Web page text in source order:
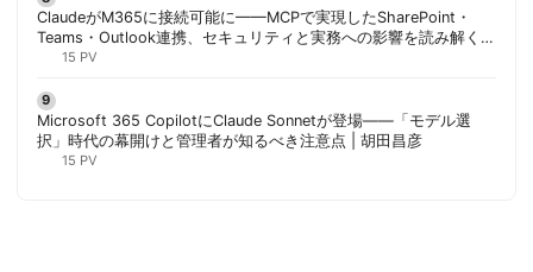
ClaudeがM365に接続可能に——MCPで実現したSharePoint・
Teams・Outlook連携、セキュリティと実務への影響を読み解く |
胡田昌彦
15 PV
Microsoft 365 CopilotにClaude Sonnetが登場——「モデル選
択」時代の幕開けと管理者が知るべき注意点 | 胡田昌彦
15 PV